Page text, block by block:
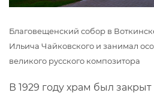
Благовещенский собор в
Ильича Чайковского и занимал
великого русского композитора
В 1929 году храм был